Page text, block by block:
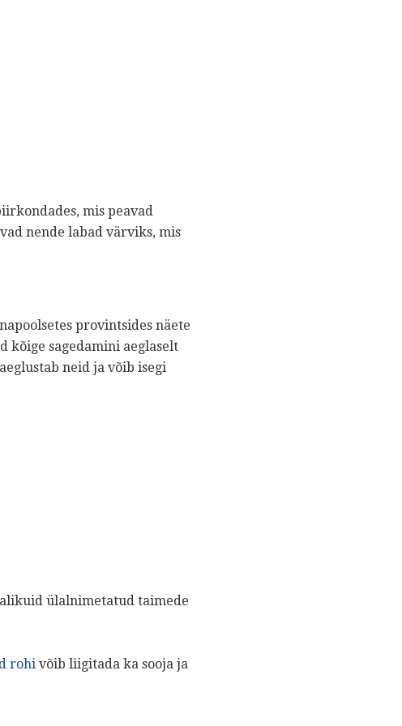
mis peavad
nende labad värviks, mis
provintsides näete
kõige sagedamini aeglaselt
neid ja võib isegi
ülalnimetatud taimede
rohi võib liigitada ka sooja ja